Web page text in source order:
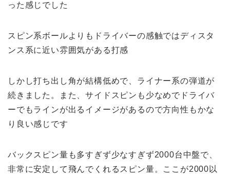
った感じでした
スピン系ボールよりもドライバーの感触ではディスタ
ンス系に近い雰囲気がある打感
しかし打ち出し角が結構低めで、ライナー系の弾道が
続きました。また、サイドスピンも少なめでドライバ
ーでもラインが出るイメージがあるので方向性もかな
り良い感じです
バックスピン量も多すぎず少なすぎず2000台中盤で、
非常に安定して飛んでくれるスピン量。ここが2000以